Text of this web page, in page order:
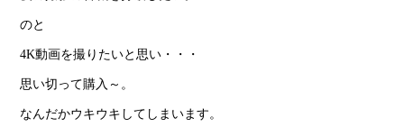
のと
4K動画を撮りたいと思い・・・
思い切って購入～。
なんだかウキウキしてしまいます。